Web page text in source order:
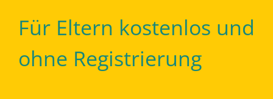
Für Eltern kostenlos und
ohne Registrierung